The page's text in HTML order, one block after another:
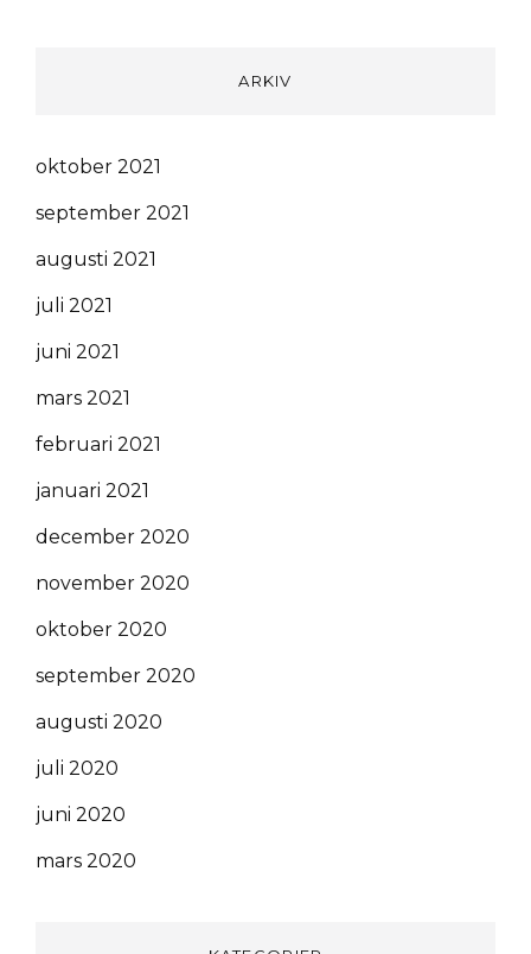
ARKIV
oktober 2021
september 2021
augusti 2021
juli 2021
juni 2021
mars 2021
februari 2021
januari 2021
december 2020
november 2020
oktober 2020
september 2020
augusti 2020
juli 2020
juni 2020
mars 2020